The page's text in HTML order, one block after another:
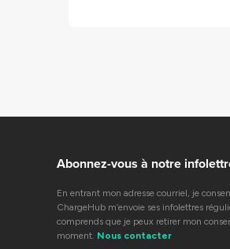
Abonnez-vous à notre
En entrant mon adresse courriel, je
ChargeHub m’envoie ses infolettres
comprends que je peux retirer mon
moment. Nous contacter